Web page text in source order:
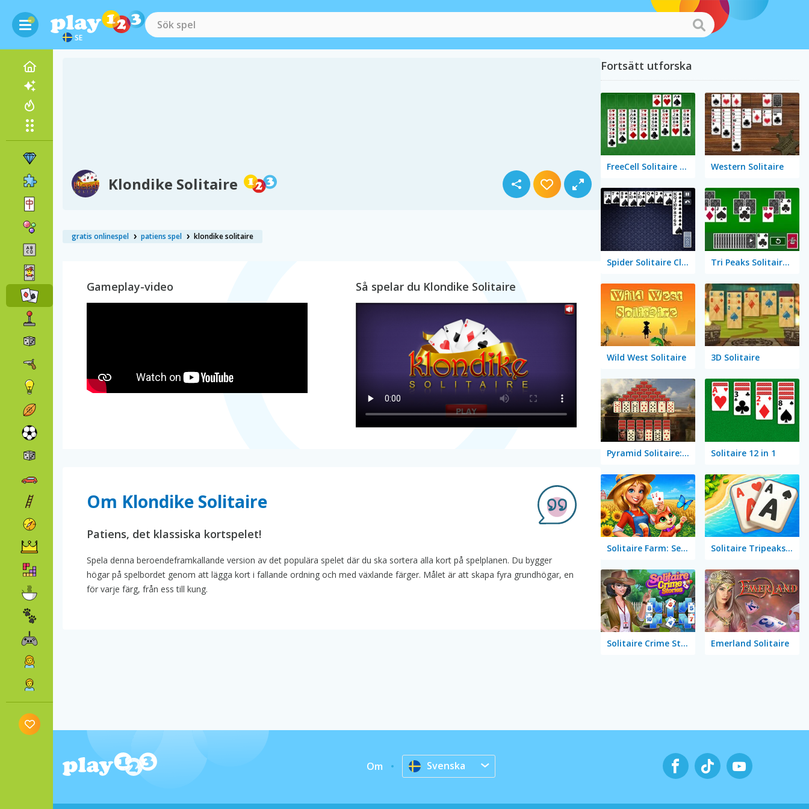
SE
Klondike Solitaire
gratis onlinespel patiens spel klondike solitaire
Gameplay-video Så spelar du Klondike Solitaire
Om Klondike Solitaire
Patiens, det klassiska kortspelet!
Spela denna beroendeframkallande version av det populära spelet där du ska sortera alla kort på spelplanen. Du bygger
högar på spelbordet genom att lägga kort i fallande ordning och med växlande färger. Målet är att skapa fyra grundhögar, en
för varje färg, från ess till kung.
Fortsätt utforska
FreeCell Solitaire Classic Western Solitaire
Spider Solitaire Classic Tri Peaks Solitaire Classic
Wild West Solitaire 3D Solitaire
Pyramid Solitaire: Ancient Rome Solitaire 12 in 1
Solitaire Farm: Seasons 5 Solitaire Tripeaks Escapes
Solitaire Crime Stories Emerland Solitaire
Om Svenska